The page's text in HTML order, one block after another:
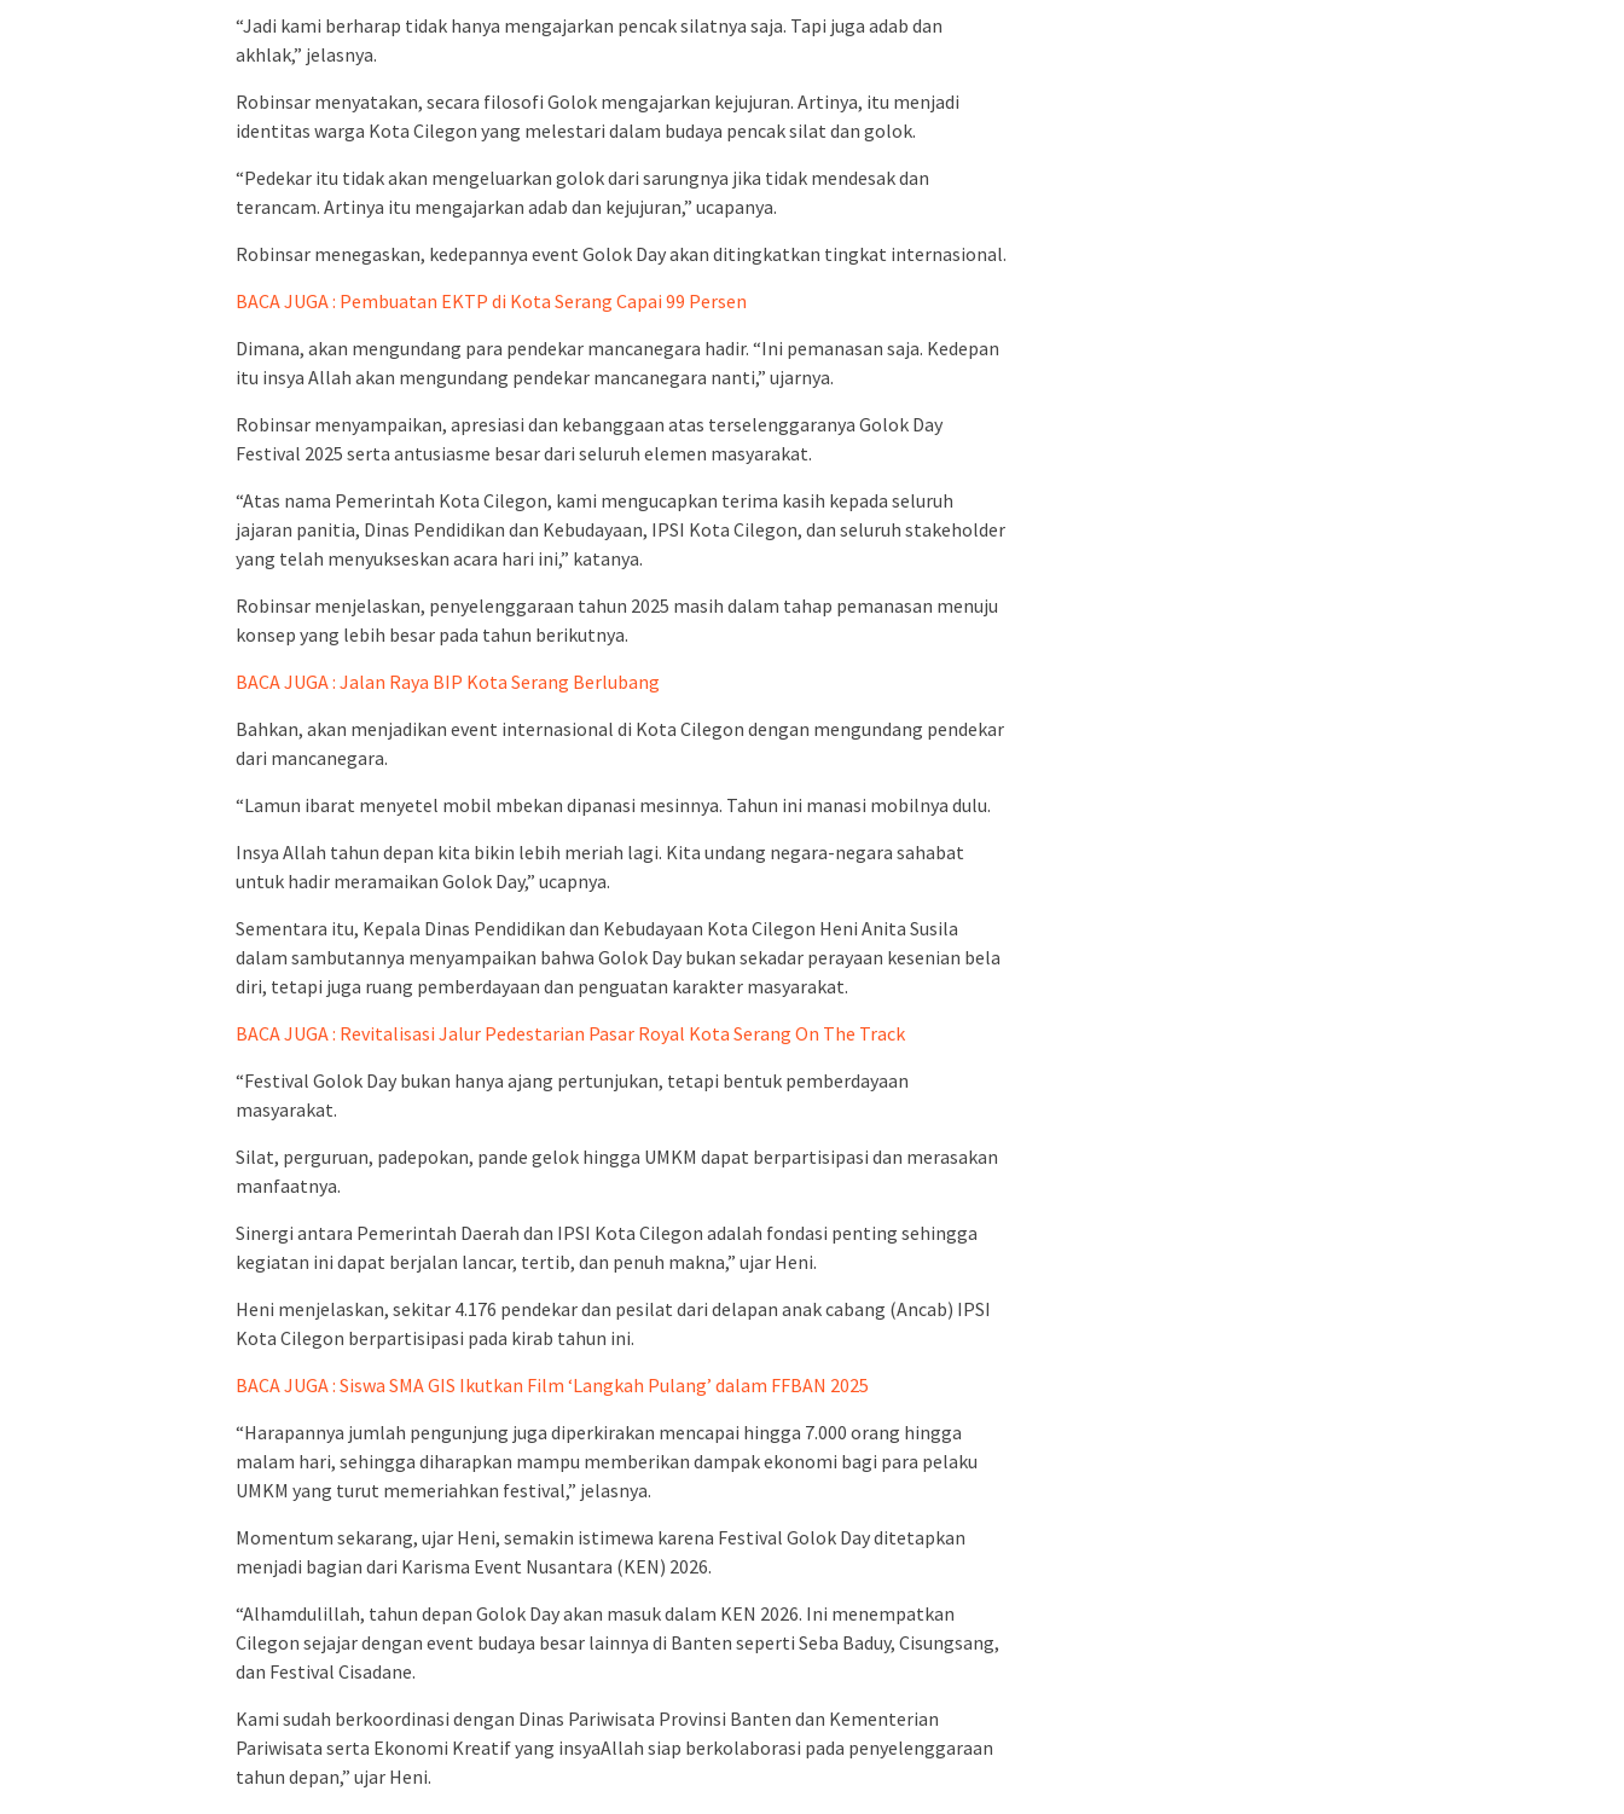
“Jadi kami berharap tidak hanya mengajarkan pencak silatnya saja. Tapi juga adab dan
akhlak,” jelasnya.
Robinsar menyatakan, secara filosofi Golok mengajarkan kejujuran. Artinya, itu menjadi
identitas warga Kota Cilegon yang melestari dalam budaya pencak silat dan golok.
“Pedekar itu tidak akan mengeluarkan golok dari sarungnya jika tidak mendesak dan
terancam. Artinya itu mengajarkan adab dan kejujuran,” ucapanya.
Robinsar menegaskan, kedepannya event Golok Day akan ditingkatkan tingkat internasional.
BACA JUGA : Pembuatan EKTP di Kota Serang Capai 99 Persen
Dimana, akan mengundang para pendekar mancanegara hadir. “Ini pemanasan saja. Kedepan
itu insya Allah akan mengundang pendekar mancanegara nanti,” ujarnya.
Robinsar menyampaikan, apresiasi dan kebanggaan atas terselenggaranya Golok Day
Festival 2025 serta antusiasme besar dari seluruh elemen masyarakat.
“Atas nama Pemerintah Kota Cilegon, kami mengucapkan terima kasih kepada seluruh
jajaran panitia, Dinas Pendidikan dan Kebudayaan, IPSI Kota Cilegon, dan seluruh stakeholder
yang telah menyukseskan acara hari ini,” katanya.
Robinsar menjelaskan, penyelenggaraan tahun 2025 masih dalam tahap pemanasan menuju
konsep yang lebih besar pada tahun berikutnya.
BACA JUGA : Jalan Raya BIP Kota Serang Berlubang
Bahkan, akan menjadikan event internasional di Kota Cilegon dengan mengundang pendekar
dari mancanegara.
“Lamun ibarat menyetel mobil mbekan dipanasi mesinnya. Tahun ini manasi mobilnya dulu.
Insya Allah tahun depan kita bikin lebih meriah lagi. Kita undang negara-negara sahabat
untuk hadir meramaikan Golok Day,” ucapnya.
Sementara itu, Kepala Dinas Pendidikan dan Kebudayaan Kota Cilegon Heni Anita Susila
dalam sambutannya menyampaikan bahwa Golok Day bukan sekadar perayaan kesenian bela
diri, tetapi juga ruang pemberdayaan dan penguatan karakter masyarakat.
BACA JUGA : Revitalisasi Jalur Pedestarian Pasar Royal Kota Serang On The Track
“Festival Golok Day bukan hanya ajang pertunjukan, tetapi bentuk pemberdayaan
masyarakat.
Silat, perguruan, padepokan, pande gelok hingga UMKM dapat berpartisipasi dan merasakan
manfaatnya.
Sinergi antara Pemerintah Daerah dan IPSI Kota Cilegon adalah fondasi penting sehingga
kegiatan ini dapat berjalan lancar, tertib, dan penuh makna,” ujar Heni.
Heni menjelaskan, sekitar 4.176 pendekar dan pesilat dari delapan anak cabang (Ancab) IPSI
Kota Cilegon berpartisipasi pada kirab tahun ini.
BACA JUGA : Siswa SMA GIS Ikutkan Film ‘Langkah Pulang’ dalam FFBAN 2025
“Harapannya jumlah pengunjung juga diperkirakan mencapai hingga 7.000 orang hingga
malam hari, sehingga diharapkan mampu memberikan dampak ekonomi bagi para pelaku
UMKM yang turut memeriahkan festival,” jelasnya.
Momentum sekarang, ujar Heni, semakin istimewa karena Festival Golok Day ditetapkan
menjadi bagian dari Karisma Event Nusantara (KEN) 2026.
“Alhamdulillah, tahun depan Golok Day akan masuk dalam KEN 2026. Ini menempatkan
Cilegon sejajar dengan event budaya besar lainnya di Banten seperti Seba Baduy, Cisungsang,
dan Festival Cisadane.
Kami sudah berkoordinasi dengan Dinas Pariwisata Provinsi Banten dan Kementerian
Pariwisata serta Ekonomi Kreatif yang insyaAllah siap berkolaborasi pada penyelenggaraan
tahun depan,” ujar Heni.